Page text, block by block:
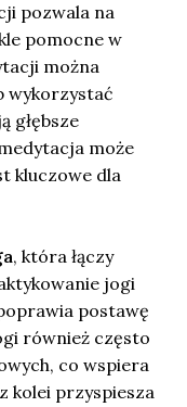
pozwala na
pomocne w
można
wykorzystać
głębsze
może
kluczowe dla
, która łączy
jogi
postawę
również często
co wspiera
kolei przyspiesza